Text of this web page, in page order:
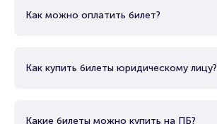
Как можно оплатить билет?
Как купить билеты юридическому лицу?
Какие билеты можно купить на ПБ?